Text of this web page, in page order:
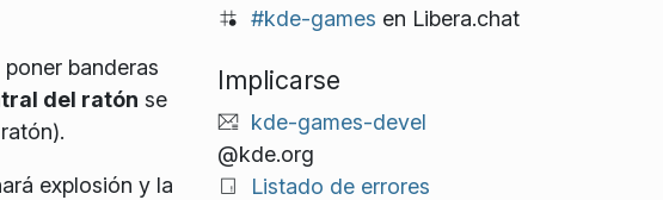
poner banderas
del ratón se
explosión y la
#kde-games en Libera.chat
Implicarse
kde-games-devel
@kde.org
Listado de errores